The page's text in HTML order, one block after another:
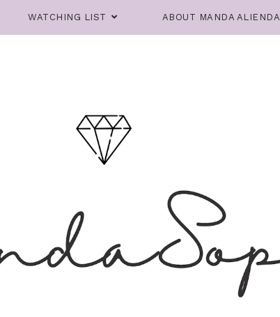
WATCHING LIST ABOUT MANDA ALIENDA